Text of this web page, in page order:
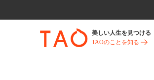
美しい人生を見つける
TAOのことを知る